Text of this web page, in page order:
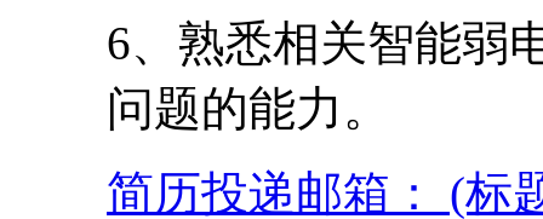
6、熟悉相关智能弱
问题的能力。
简历投递邮箱： (标